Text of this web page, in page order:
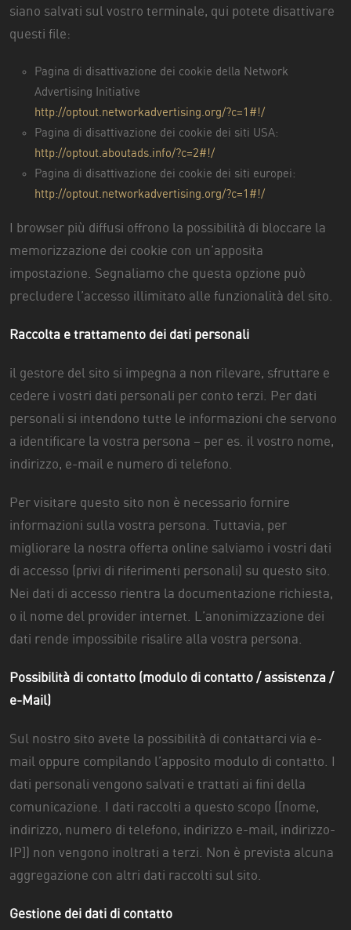
siano salvati sul vostro terminale, qui potete disattivare
questi file:
Pagina di disattivazione dei cookie della Network
Advertising Initiative
http://optout.networkadvertising.org/?c=1#!/
Pagina di disattivazione dei cookie dei siti USA:
http://optout.aboutads.info/?c=2#!/
Pagina di disattivazione dei cookie dei siti europei:
http://optout.networkadvertising.org/?c=1#!/
I browser più diffusi offrono la possibilità di bloccare la
memorizzazione dei cookie con un’apposita
impostazione. Segnaliamo che questa opzione può
precludere l’accesso illimitato alle funzionalità del sito.
Raccolta e trattamento dei dati personali
il gestore del sito si impegna a non rilevare, sfruttare e
cedere i vostri dati personali per conto terzi. Per dati
personali si intendono tutte le informazioni che servono
a identificare la vostra persona – per es. il vostro nome,
indirizzo, e-mail e numero di telefono.
Per visitare questo sito non è necessario fornire
informazioni sulla vostra persona. Tuttavia, per
migliorare la nostra offerta online salviamo i vostri dati
di accesso (privi di riferimenti personali) su questo sito.
Nei dati di accesso rientra la documentazione richiesta,
o il nome del provider internet. L’anonimizzazione dei
dati rende impossibile risalire alla vostra persona.
Possibilità di contatto (modulo di contatto / assistenza /
e-Mail)
Sul nostro sito avete la possibilità di contattarci via e-
mail oppure compilando l’apposito modulo di contatto. I
dati personali vengono salvati e trattati ai fini della
comunicazione. I dati raccolti a questo scopo ([nome,
indirizzo, numero di telefono, indirizzo e-mail, indirizzo-
IP]) non vengono inoltrati a terzi. Non è prevista alcuna
aggregazione con altri dati raccolti sul sito.
Gestione dei dati di contatto